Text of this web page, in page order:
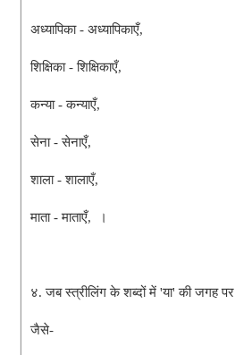
अध्यापिका - अध्यापिकाएँ,
शिक्षिका - शिक्षिकाएँ,
कन्या - कन्याएँ,
सेना - सेनाएँ,
शाला - शालाएँ,
माता - माताएँ, ।
४. जब स्त्रीलिंग के शब्दों में 'या' की जगह पर
जैसे-